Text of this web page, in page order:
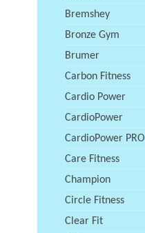
Bremshey
Bronze Gym
Brumer
Carbon Fitness
Cardio Power
CardioPower
CardioPower PRO
Care Fitness
Champion
Circle Fitness
Clear Fit